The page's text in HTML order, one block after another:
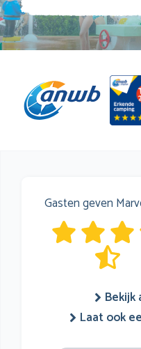
Gasten geven
Bekijk
Laat ook